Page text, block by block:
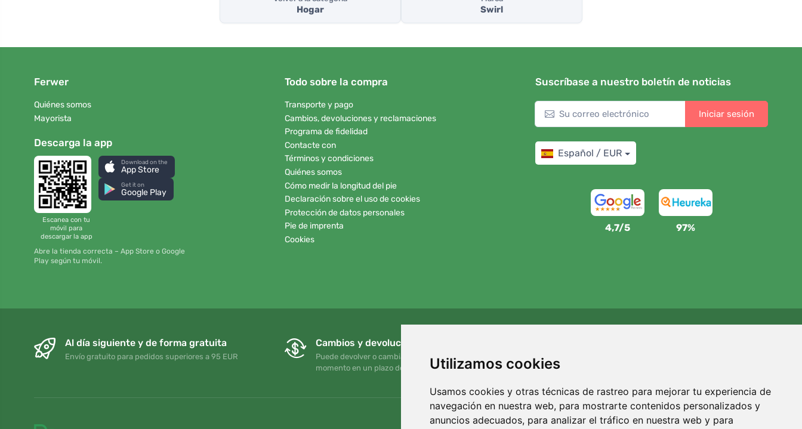
Utilizamos cookies
Usamos cookies y otras técnicas de rastreo para mejorar tu experiencia de
navegación en nuestra web, para mostrarte contenidos personalizados y
anuncios adecuados, para analizar el tráfico en nuestra web y para
Hogar Swirl
Ferwer
Quiénes somos
Mayorista
Descarga la app
Escanea con tu
móvil para
descargar la app
Download on the
App Store
Get it on
Google Play
Abre la tienda correcta – App Store o Google
Play según tu móvil.
Todo sobre la compra
Transporte y pago
Cambios, devoluciones y reclamaciones
Programa de fidelidad
Contacte con
Términos y condiciones
Quiénes somos
Cómo medir la longitud del pie
Declaración sobre el uso de cookies
Protección de datos personales
Pie de imprenta
Cookies
Suscríbase a nuestro boletín de noticias
Iniciar sesión
Español / EUR
4,7/5 97%
Al día siguiente y de forma gratuita
Envío gratuito para pedidos superiores a 95 EUR
Cambios y devoluciones gratuitos
Puede devolver o cambiar su pedido en cualquier
momento en un plazo de 90 días